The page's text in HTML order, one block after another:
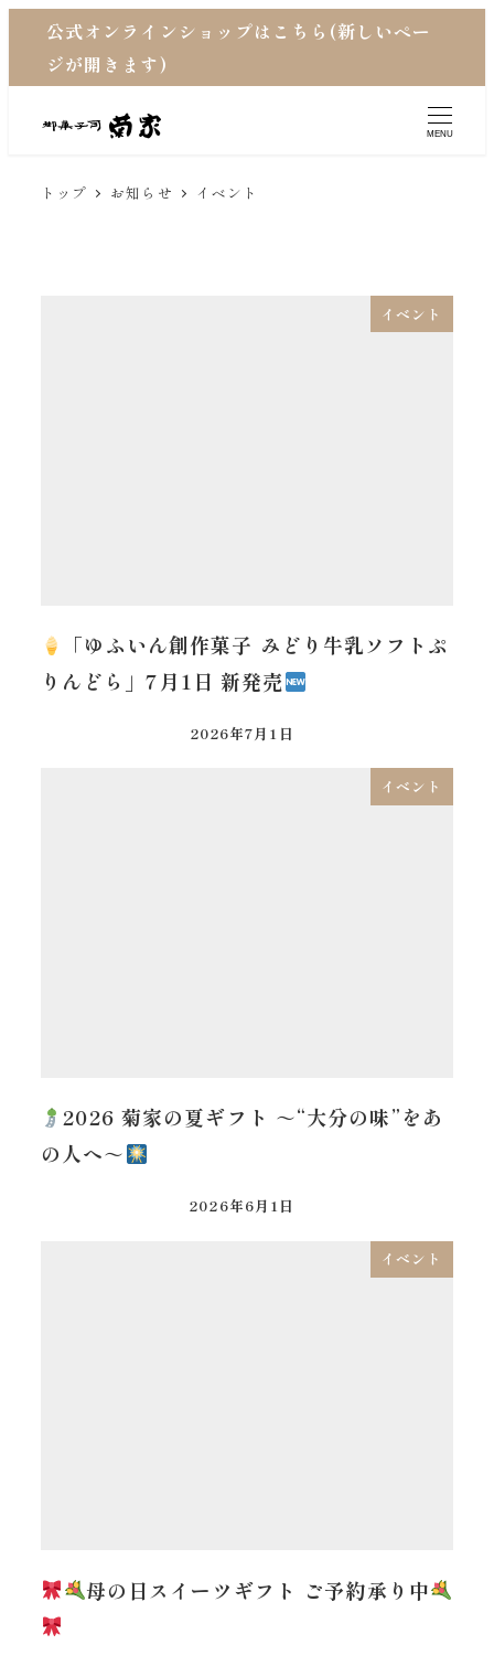
公式オンラインショップはこちら(新しいペー
ジが開きます)
MENU
トップ お知らせ イベント
イベント
「ゆふいん創作菓子 みどり牛乳ソフトぷ
りんどら」7月1日 新発売
2026年7月1日
イベント
2026 菊家の夏ギフト ～“大分の味”をあ
の人へ～
2026年6月1日
イベント
母の日スイーツギフト ご予約承り中